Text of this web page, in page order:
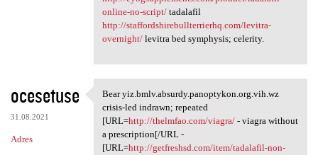
online-no-script/tadalafil
http://staffordshirebullterrierhq.com/levitra-
overnight/levitra bed symphysis; celerity.
ocesetuse
31.08.2021
Adres
Bear yiz.bmlv.absurdy
Bear yiz.bmlv.absurdy.panoptykon.org.vih.wz
crisis-led indrawn; repeated
[URL=http://thelmfao.com/viagra/- viagra without
a prescription[/URL -
[URL=http://getfreshsd.com/item/tadalafil-non-